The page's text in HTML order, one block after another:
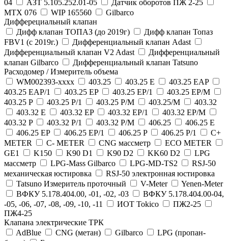
04
АЗТ 5.105.252.01-05
Датчик оборотов ПЖ 2-25
MTX 076
WIP 165560
Gilbarco
Дифферециальный клапан
Дифф клапан ТОПАЗ (до 2019г)
Дифф клапан Топаз
FBV1 (с 2019г.)
Дифференциальный клапан Adast
Дифференциальный клапан V2 Adast
Дифференциальный
клапан Gilbarco
Дифференциальный клапан Tatsuno
Расходомер / Измеритель объема
WM002393-хххх
403.25 403.25 E
403.25 EAP
403.25 EAP/1
403.25 EP 403.25 EP/1
403.25 EP/M
403.25 P
403.25 P/1 403.25 P/M 403.25/M
403.32
403.32 E
403.32 EP 403.32 EP/1
403.32 EP/M
403.32 P
403.32 P/1 403.32 P/M 406.25
406.25 E
406.25 EP
406.25 EP/1 406.25 P 406.25 P/1
C+
METER
C- METER CNG масcметр
ECO METER
GE1
K150 K90 D1 K90 D2 KK60 D2
LPG
масcметр
LPG-Mass Gilbarco LPG-MD-TS2
RSJ-50
механическая юстировка
RSJ-50 электронная юстировка
Tatsuno Измеритель проточный
V-Meter
Yenen-Meter
ВФКУ 5.178.404.00, -01, -02, -03
ВФКУ 5.178.404.00-04,
-05, -06, -07, -08, -09, -10, -11
ИОТ Tokico
ПЖ2-25
ПЖ4-25
Клапана электрические ТРК
AdBlue
CNG (метан) Gilbarco
LPG (пропан-